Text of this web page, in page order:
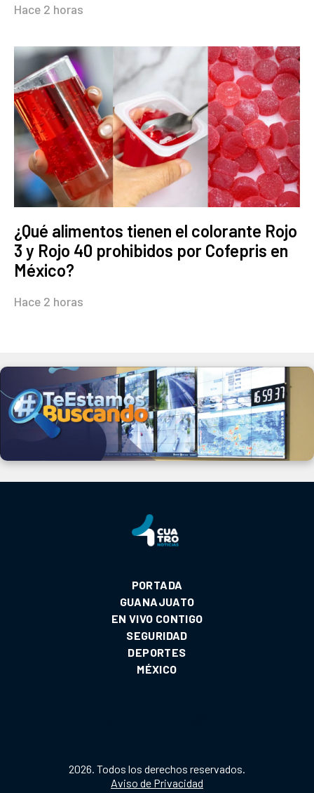
Hace 2 horas
¿Qué alimentos tienen el colorante Rojo
3 y Rojo 40 prohibidos por Cofepris en
México?
Hace 2 horas
PORTADA
GUANAJUATO
EN VIVO CONTIGO
SEGURIDAD
DEPORTES
MÉXICO
2026. Todos los derechos reservados.
Aviso de Privacidad